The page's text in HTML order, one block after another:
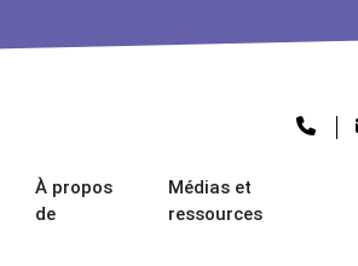
À propos
de
Médias et
ressources